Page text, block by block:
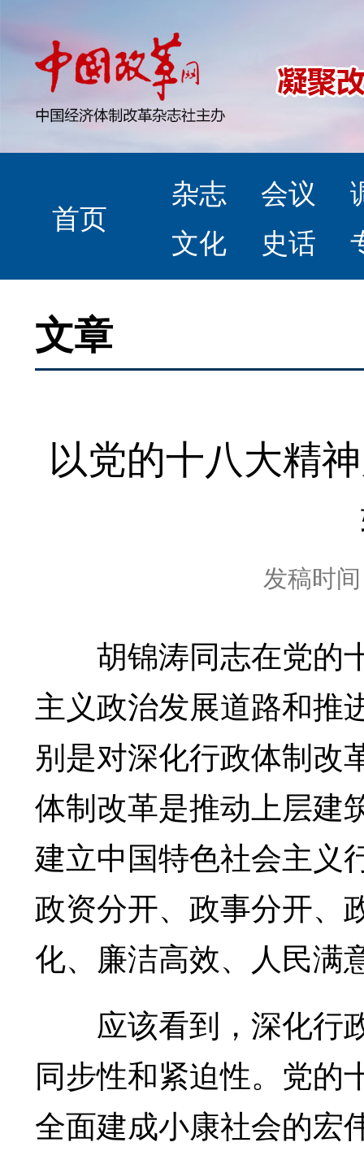
首页
杂志 会议
文化
史话
文章
以党的十八大精
发稿时
胡锦涛同志在党的
主义政治发展道路和推
别是对深化行政体制改
体制改革是推动上层建
建立中国特色社会主义
政资分开、政事分开、
化、廉洁高效、人民满
应该看到，深化行
同步性和紧迫性。党的
全面建成小康社会的宏